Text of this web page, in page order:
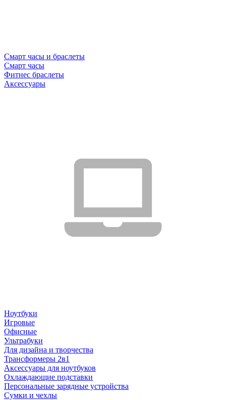
Смарт часы и браслеты
Смарт часы
Фитнес браслеты
Аксессуары
Ноутбуки
Игровые
Офисные
Ультрабуки
Для дизайна и творчества
Трансформеры 2в1
Аксессуары для ноутбуков
Охлаждающие подставки
Персональные зарядные устройства
Сумки и чехлы